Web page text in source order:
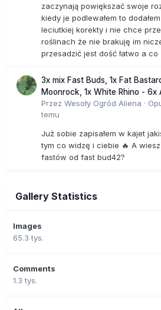
zaczynają powiększać swoje
kiedy je podlewałem to
leciutkiej korekty i nie chce
roślinach że nie brakuję im
przesadzić jest dość łatwo a
3x mix Fast Buds, 1x Fat
Moonrock, 1x White Rhino - 6x
Przez Wesoły Ogród Aliena ·
temu
Już sobie zapisałem w kajet
tym co widzę i ciebie 🔥 A
fastów od fast bud42?
Gallery Statistics
Images
65.3 tys.
Comments
1.3 tys.